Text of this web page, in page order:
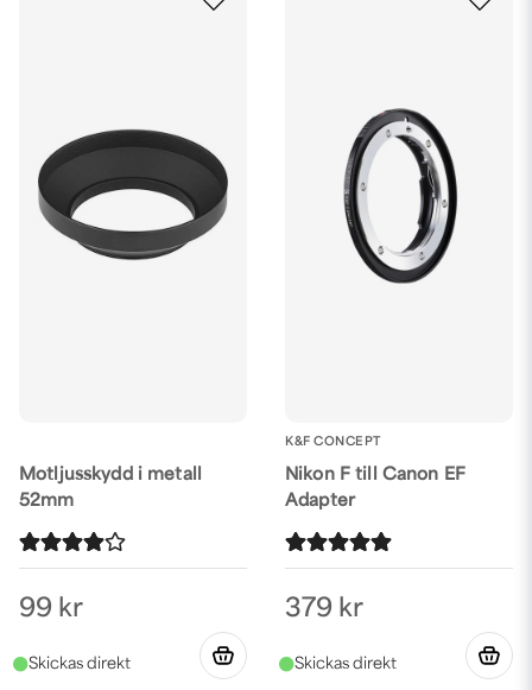
Motljusskydd i metall
52mm
99 kr
K&F CONCEPT
Nikon F till Canon EF
Adapter
379 kr